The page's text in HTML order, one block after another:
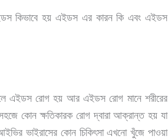
কিভাবে হয় এইডস এর কারন কি এবং এইডস
এইডস রোগ হয় আর এইডস রোগ মানে শরীরের
কোন ক্ষতিকারক রোগ দ্বারা আক্রান্ত হয় যা
ভাইরাসের কোন চিকিৎসা এখনো খুঁজে পাওয়া